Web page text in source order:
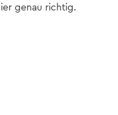
genau richtig.